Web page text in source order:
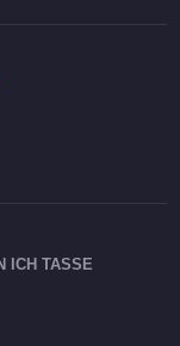
ICH TASSE